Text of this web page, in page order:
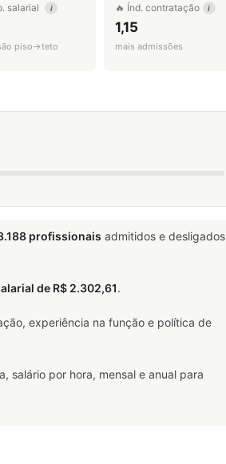
salarial i
piso→teto
🔥 Índ. contratação i
1,15
mais admissões
profissionais admitidos e desligados
de R$ 2.302,61.
experiência na função e política de
salário por hora, mensal e anual para